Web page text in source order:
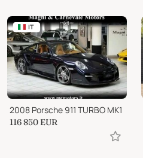
IT
2008 Porsche 911 TURBO MK1
116 850 EUR